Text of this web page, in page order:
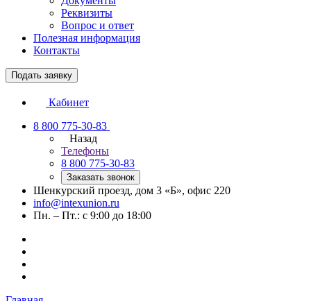
Реквизиты
Вопрос и ответ
Полезная информация
Контакты
Подать заявку
Кабинет
8 800 775-30-83
Назад
Телефоны
8 800 775-30-83
Заказать звонок
Шенкурский проезд, дом 3 «Б», офис 220
info@intexunion.ru
Пн. – Пт.: с 9:00 до 18:00